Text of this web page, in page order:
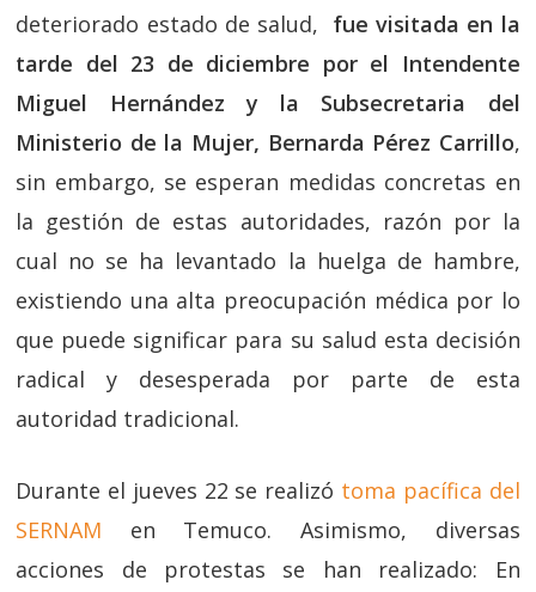
deteriorado estado de salud, fue visitada en la
tarde del 23 de diciembre por el Intendente
Miguel Hernández y la Subsecretaria del
Ministerio de la Mujer, Bernarda Pérez Carrillo,
sin embargo, se esperan medidas concretas en
la gestión de estas autoridades, razón por la
cual no se ha levantado la huelga de hambre,
existiendo una alta preocupación médica por lo
que puede significar para su salud esta decisión
radical y desesperada por parte de esta
autoridad tradicional.
Durante el jueves 22 se realizó toma pacífica del
SERNAM en Temuco. Asimismo, diversas
acciones de protestas se han realizado: En